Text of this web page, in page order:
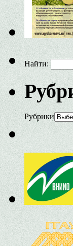
Найти:
Рубрики